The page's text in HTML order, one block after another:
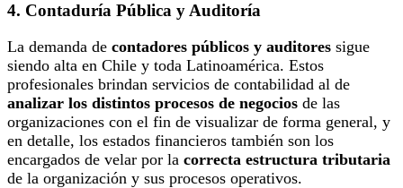
4. Contaduría Pública y Auditoría
La demanda de contadores públicos y auditores sigue
siendo alta en Chile y toda Latinoamérica. Estos
profesionales brindan servicios de contabilidad al de
analizar los distintos procesos de negocios de las
organizaciones con el fin de visualizar de forma general, y
en detalle, los estados financieros también son los
encargados de velar por la correcta estructura tributaria
de la organización y sus procesos operativos.